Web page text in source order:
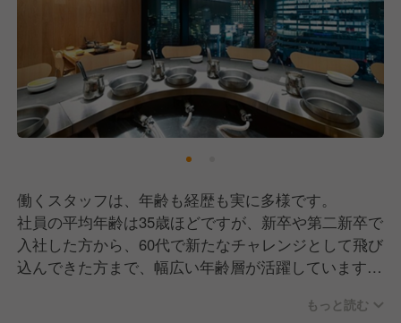
2019年11月のオープン以来、駅直結の好立地と上質
な素材で、おかげさまで連日多くのお客様で賑わう人
気店となりました。
お客様の層は、友人・家族・同僚・恋人と、年齢を問
わず多くの方で賑わっています。
特にインバウンドのお客様も増えており、中国版食べ
ログ「大衆点評」では"日本のレストラン百選"に選出
されるなど、海外からの評価も高いお店です。
これからもゲストに特別な体験を届けていき、忙しい
現代人のための心安らぐ休息の場を提供し続けていき
ます。
そこで現在は、さらなるサービス向上と事業拡大に向
働くスタッフは、年齢も経歴も実に多様です。
社員の平均年齢は35歳ほどですが、新卒や第二新卒で
入社した方から、60代で新たなチャレンジとして飛び
込んできた方まで、幅広い年齢層が活躍しています。
また、ありがたいことに長く働き続けているスタッフ
もっと読む